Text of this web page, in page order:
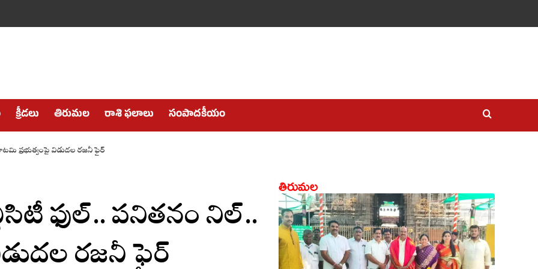
క్రీడలు తిరుమల రాశి ఫలాలు సంపాదకీయం
ప్రభుత్వంపై విడుదల రజనీ ఫైర్
ఫుల్.. పనితనం నిల్..
రజనీ ఫైర్
తిరుమల